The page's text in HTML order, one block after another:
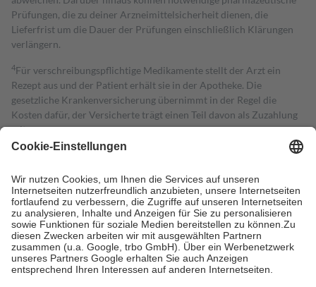
Prüfungen, die zu deiner Arzneimittelsicherheit dienen, die
Lieferfrist um die Dauer der Prüfungen einschließlich Klärungen
verlängern.
4Für verschreibungspflichtige Medikamente stellt der Arzt ein
Rezept aus und der Patient erhält sie in der Apotheke. Die
gesetzliche Krankenversicherung übernimmt in der Regel die
Kosten dafür, der Versicherte trägt einen Teil davon als Zuzahlung
mit.
Grundsätzlich leisten Mitglieder Zuzahlungen in Höhe von zehn
höchstens zehn Euro.
Es sind jedoch nie mehr als die tatsächlichen
Kosten der Leistung zu entrichten.
Diese Regeln gelten grundsätzlich auch für Online-Apotheken.
Bei Heilmitteln und häuslicher Krankenpflege beträgt die
Zuzahlung zehn Prozent der Kosten sowie zehn Euro je
Verordnung.
Um das Engagement der Versicherten für ihre eigene Gesundheit zu
stärken und die besondere Stellung der Familie zu unterstützen,